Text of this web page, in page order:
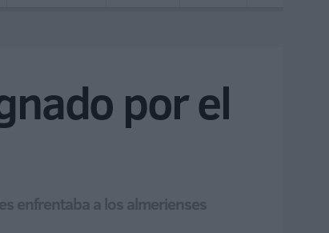
por el
enfrentaba a los almerienses